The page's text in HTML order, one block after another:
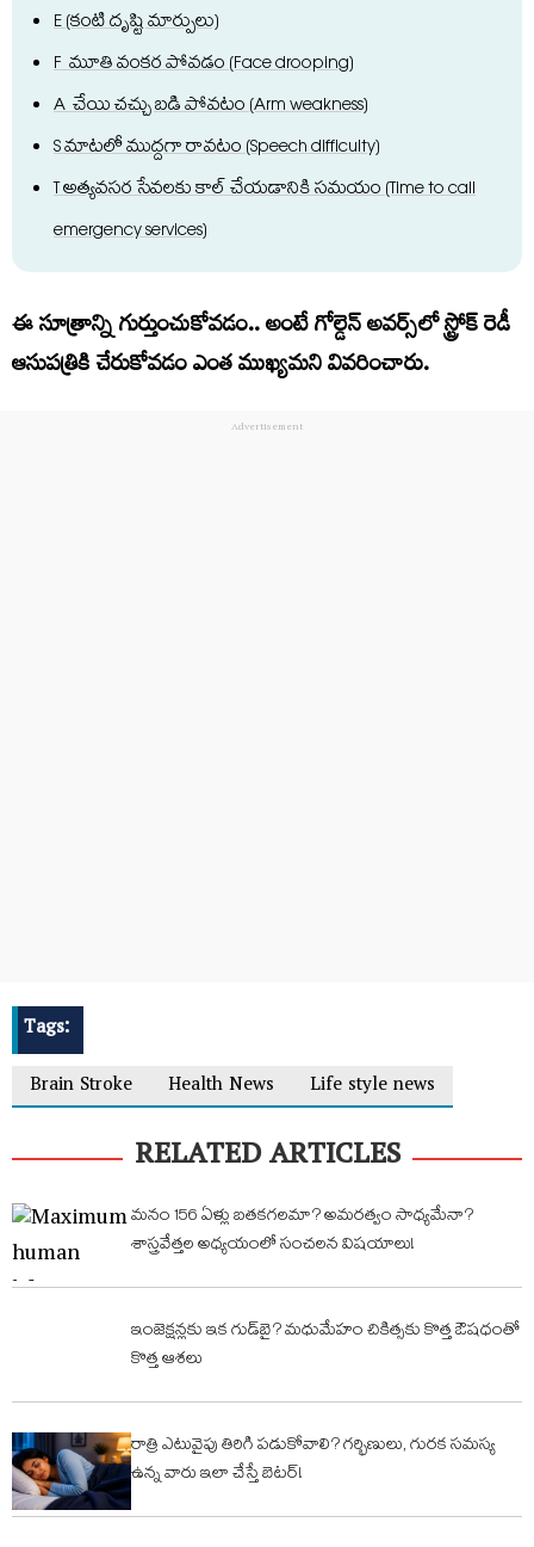
E (కంటి దృష్టి మార్పులు)
F మూతి వంకర పోవడం (Face drooping)
A చేయి చచ్చు బడి పోవటం (Arm weakness)
S మాటలో ముద్దగా రావటం (Speech difficulty)
T అత్యవసర సేవలకు కాల్ చేయడానికి సమయం (Time to call
emergency services)
ఈ సూత్రాన్ని గుర్తుంచుకోవడం.. అంటే గోల్డెన్ అవర్స్‌లో స్ట్రోక్ రెడీ
ఆసుపత్రికి చేరుకోవడం ఎంత ముఖ్యమని వివరించారు.
Tags:
Brain Stroke
Health News Life style news
RELATED ARTICLES
మనం 156 ఏళ్లు బతకగలమా? అమరత్వం సాధ్యమేనా?
శాస్త్రవేత్తల అధ్యయంలో సంచలన విషయాలు!
ఇంజెక్షన్లకు ఇక గుడ్‌బై? మధుమేహం చికిత్సకు కొత్త ఔషధంతో
కొత్త ఆశలు
రాత్రి ఎటువైపు తిరిగి పడుకోవాలి? గర్భిణులు, గురక సమస్య
ఉన్న వారు ఇలా చేస్తే బెటర్!